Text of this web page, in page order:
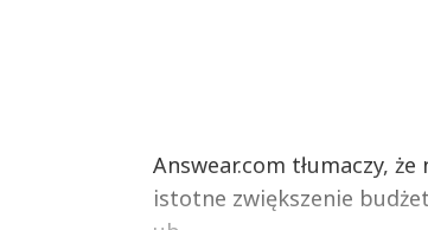
Answear.com tłumaczy,
istotne zwiększenie